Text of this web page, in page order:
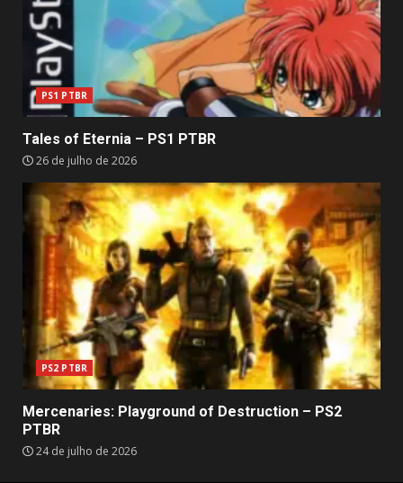
PS1 PTBR
Tales of Eternia – PS1 PTBR
26 de julho de 2026
PS2 PTBR
Mercenaries: Playground of Destruction – PS2
PTBR
24 de julho de 2026